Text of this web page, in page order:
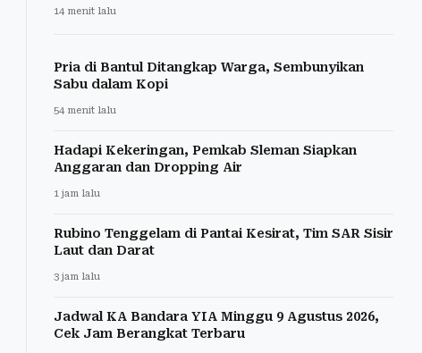
14 menit lalu
Pria di Bantul Ditangkap Warga, Sembunyikan
Sabu dalam Kopi
54 menit lalu
Hadapi Kekeringan, Pemkab Sleman Siapkan
Anggaran dan Dropping Air
1 jam lalu
Rubino Tenggelam di Pantai Kesirat, Tim SAR Sisir
Laut dan Darat
3 jam lalu
Jadwal KA Bandara YIA Minggu 9 Agustus 2026,
Cek Jam Berangkat Terbaru